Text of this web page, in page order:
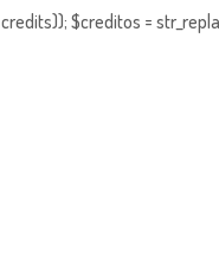
credits)); $creditos =